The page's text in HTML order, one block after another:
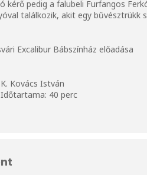
kérő pedig a falubeli Furfangos
találkozik, akit egy bűvésztrükk
Excalibur Bábszínház előadása
Kovács István
Időtartama: 40 perc